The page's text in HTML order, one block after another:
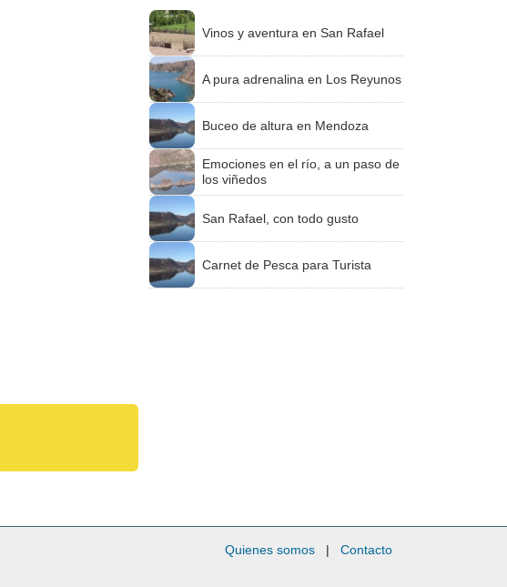
Vinos y aventura en San Rafael
A pura adrenalina en Los Reyunos
Buceo de altura en Mendoza
Emociones en el río, a un paso de
los viñedos
San Rafael, con todo gusto
Carnet de Pesca para Turista
Quienes somos | Contacto